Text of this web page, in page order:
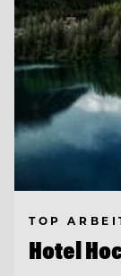
TOP
Hotel